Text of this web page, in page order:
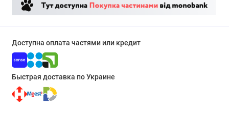
Доступна оплата частями или кредит
Быстрая доставка по Украине